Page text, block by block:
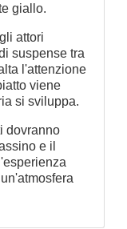
giallo.
attori
suspense tra
l'attenzione
viene
si sviluppa.
dovranno
e il